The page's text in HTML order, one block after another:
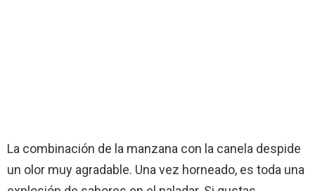
La combinación de la manzana con la canela despide
un olor muy agradable. Una vez horneado, es toda una